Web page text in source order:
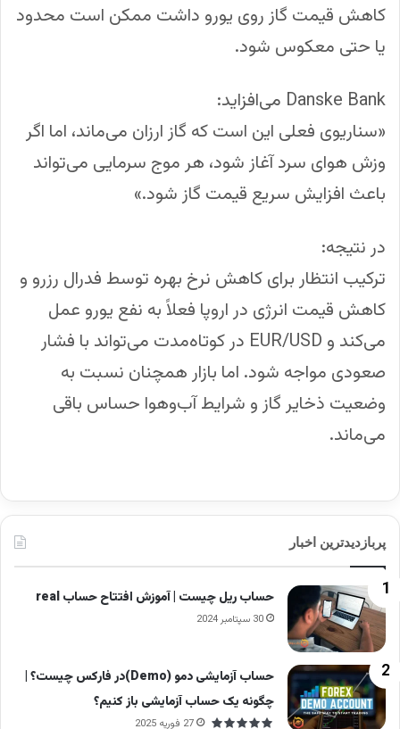
کاهش قیمت گاز روی یورو داشت ممکن است محدود
یا حتی معکوس شود.
Danske Bank می‌افزاید:
«سناریوی فعلی این است که گاز ارزان می‌ماند، اما اگر
وزش هوای سرد آغاز شود، هر موج سرمایی می‌تواند
باعث افزایش سریع قیمت گاز شود.»
در نتیجه:
ترکیب انتظار برای کاهش نرخ بهره توسط فدرال رزرو و
کاهش قیمت انرژی در اروپا فعلاً به نفع یورو عمل
می‌کند و EUR/USD در کوتاه‌مدت می‌تواند با فشار
صعودی مواجه شود. اما بازار همچنان نسبت به
وضعیت ذخایر گاز و شرایط آب‌وهوا حساس باقی
می‌ماند.
پربازدیدترین اخبار
حساب ریل چیست | آموزش افتتاح حساب real
30 سپتامبر 2024
حساب آزمایشی دمو (Demo)در فارکس چیست؟ |
چگونه یک حساب آزمایشی باز کنیم؟
27 فوریه 2025